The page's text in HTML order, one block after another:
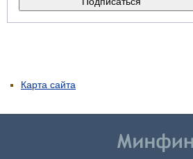
Карта сайта